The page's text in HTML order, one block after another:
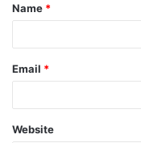
Name *
Email *
Website